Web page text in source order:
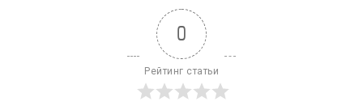
0
Рейтинг статьи